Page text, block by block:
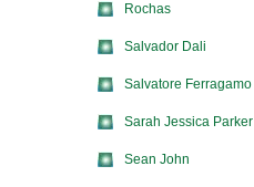
Rochas
Salvador Dali
Salvatore Ferragamo
Sarah Jessica Parker
Sean John